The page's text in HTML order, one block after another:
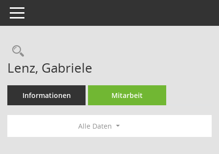
Toggle navigation
Rechercheauswahl
Lenz, Gabriele
Informationen Mitarbeit
Alle Daten